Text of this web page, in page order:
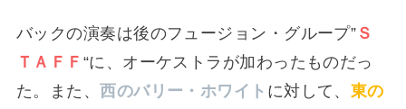
バックの演奏は後のフュージョン・グループ” Ｓ
ＴＡＦＦ “に、オーケストラが加わったものだっ
た。また、西のバリー・ホワイト に対して、 東の